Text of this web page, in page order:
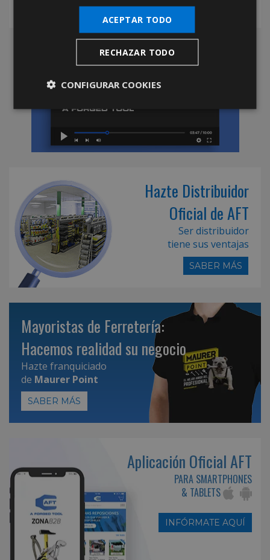
Hazte Distribuidor
Oficial de AFT
Ser distribuidor
tiene sus ventajas
SABER MÁS
Mayoristas de Ferretería:
Hacemos realidad su negocio
Hazte franquiciado
de Maurer Point
SABER MÁS
Aplicación Oficial AFT
PARA SMARTPHONES
& TABLETS
INFÓRMATE AQUÍ
ACEPTAR TODO
RECHAZAR TODO
CONFIGURAR COOKIES